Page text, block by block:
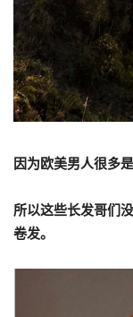
因为欧美男人很多是
所以这些长发哥们
卷发。